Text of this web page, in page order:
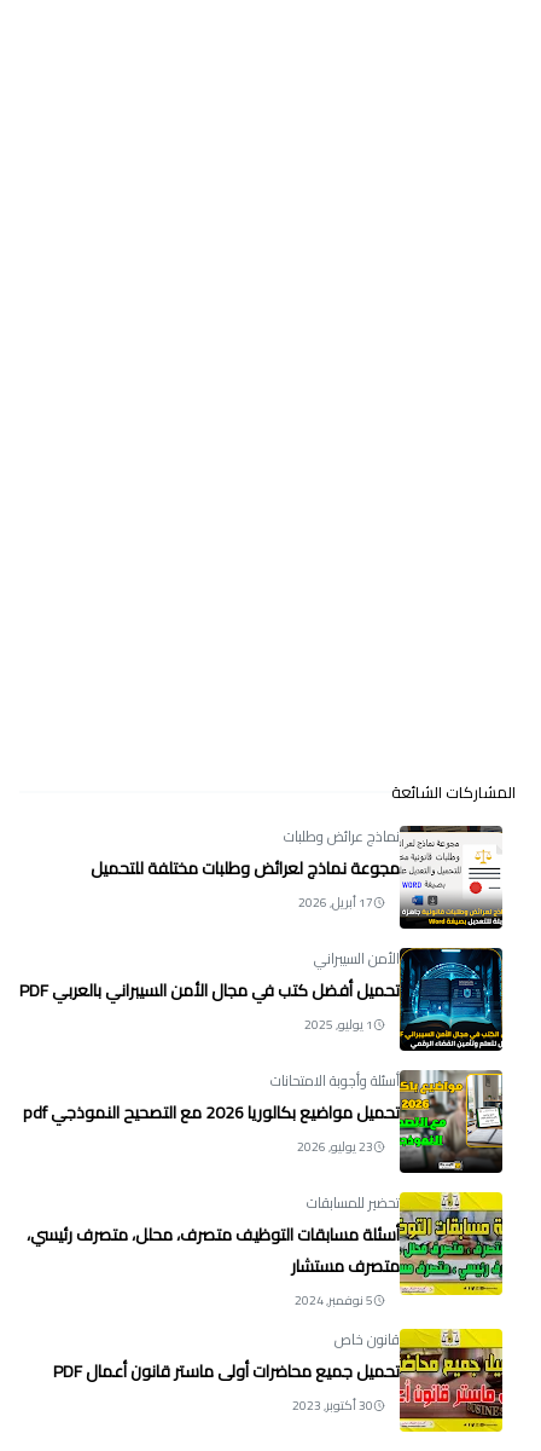
المشاركات الشائعة
نماذج عرائض وطلبات
مجوعة نماذج لعرائض وطلبات مختلفة للتحميل
17 أبريل, 2026
الأمن السيبراني
تحميل أفضل كتب في مجال الأمن السيبراني بالعربي PDF
1 يوليو, 2025
أسئلة وأجوبة الامتحانات
تحميل مواضيع بكالوريا 2026 مع التصحيح النموذجي pdf
23 يوليو, 2026
تحضير للمسابقات
أسئلة مسابقات التوظيف متصرف، محلل، متصرف رئيسي،
متصرف مستشار
5 نوفمبر, 2024
قانون خاص
تحميل جميع محاضرات أولى ماستر قانون أعمال PDF
30 أكتوبر, 2023